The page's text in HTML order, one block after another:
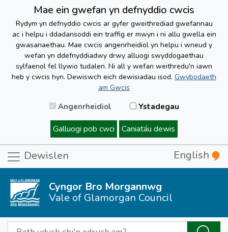
Mae ein gwefan yn defnyddio cwcis
Rydym yn defnyddio cwcis ar gyfer gweithrediad gwefannau
ac i helpu i ddadansoddi ein traffig er mwyn i ni allu gwella ein
gwasanaethau. Mae cwcis angenrheidiol yn helpu i wneud y
wefan yn ddefnyddiadwy drwy alluogi swyddogaethau
sylfaenol fel llywio tudalen. Ni all y wefan weithredu'n iawn
heb y cwcis hyn. Dewiswch eich dewisiadau isod. Gwybodaeth
am Gwcis
Angenrheidiol Ystadegau
Galluogi pob cwci Caniatáu dewis
Dewislen English
Cyngor Bro Morgannwg
Vale of Glamorgan Council